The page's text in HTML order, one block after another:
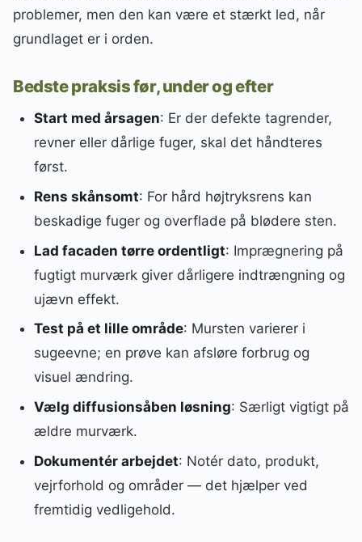
problemer, men den kan være et stærkt led, når
grundlaget er i orden.
Bedste praksis før, under og efter
Start med årsagen: Er der defekte tagrender,
revner eller dårlige fuger, skal det håndteres
først.
Rens skånsomt: For hård højtryksrens kan
beskadige fuger og overflade på blødere sten.
Lad facaden tørre ordentligt: Imprægnering på
fugtigt murværk giver dårligere indtrængning og
ujævn effekt.
Test på et lille område: Mursten varierer i
sugeevne; en prøve kan afsløre forbrug og
visuel ændring.
Vælg diffusionsåben løsning: Særligt vigtigt på
ældre murværk.
Dokumentér arbejdet: Notér dato, produkt,
vejrforhold og områder — det hjælper ved
fremtidig vedligehold.